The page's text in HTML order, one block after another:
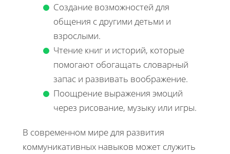
Создание возможностей для
общения с другими детьми и
взрослыми.
Чтение книг и историй, которые
помогают обогащать словарный
запас и развивать воображение.
Поощрение выражения эмоций
через рисование, музыку или игры.
В современном мире для развития
коммуникативных навыков может служить